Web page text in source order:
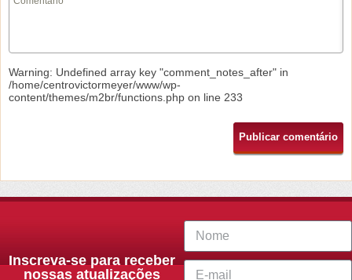
Warning: Undefined array key "comment_notes_after" in
/home/centrovictormeyer/www/wp-
content/themes/m2br/functions.php on line 233
Inscreva-se para receber
nossas atualizações